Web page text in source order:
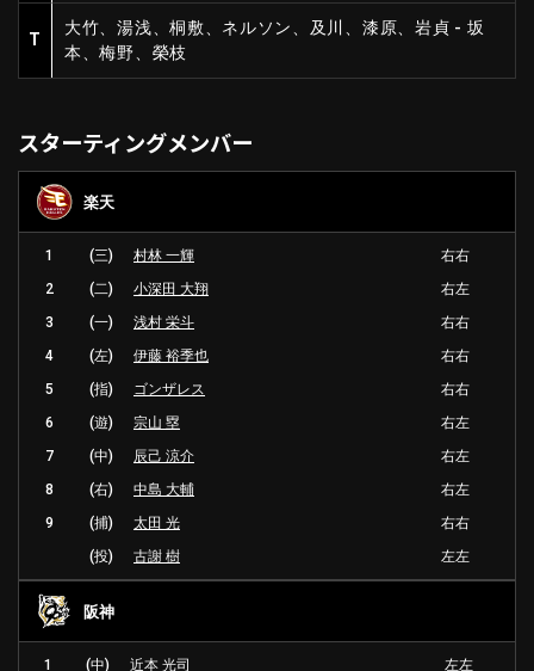
T
大竹、湯浅、桐敷、ネルソン、及川、漆原、岩貞 - 坂
本、梅野、榮枝
スターティングメンバー
楽天
1 (三) 村林 一輝
右右
2
(二) 小深田 大翔
右左
3
(一) 浅村 栄斗
右右
4
(左) 伊藤 裕季也
右右
5
(指) ゴンザレス
右右
6
(遊) 宗山 塁
右左
7
(中) 辰己 涼介
右左
8
(右) 中島 大輔
右左
9
(捕) 太田 光
右右
(投)
古謝 樹 左左
阪神
1 (中) 近本 光司 左左